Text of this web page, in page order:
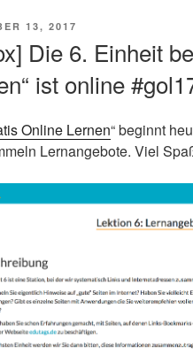
13, 2017
Die 6. Einheit
ist online
Online Lernen“ beginnt
Lernangebote. Viel